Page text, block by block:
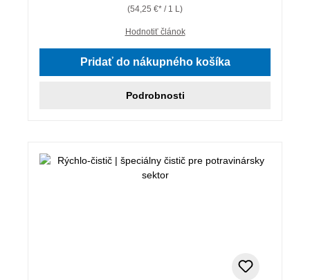
(54,25 €* / 1 L)
Hodnotiť článok
Pridať do nákupného košíka
Podrobnosti